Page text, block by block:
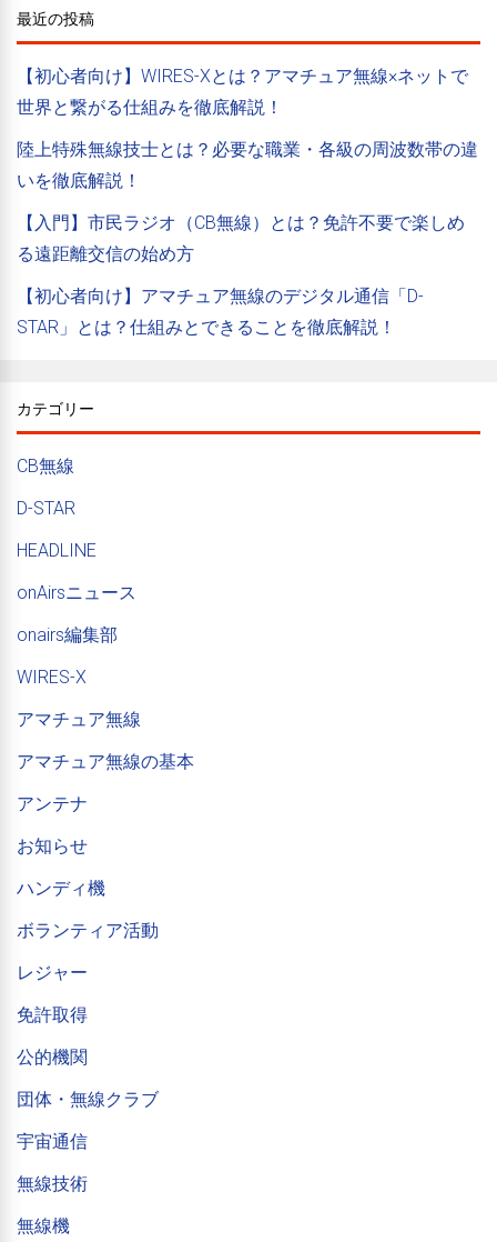
最近の投稿
【初心者向け】WIRES-Xとは？アマチュア無線×ネットで
世界と繋がる仕組みを徹底解説！
陸上特殊無線技士とは？必要な職業・各級の周波数帯の違
いを徹底解説！
【入門】市民ラジオ（CB無線）とは？免許不要で楽しめ
る遠距離交信の始め方
【初心者向け】アマチュア無線のデジタル通信「D-
STAR」とは？仕組みとできることを徹底解説！
カテゴリー
CB無線
D-STAR
HEADLINE
onAirsニュース
onairs編集部
WIRES-X
アマチュア無線
アマチュア無線の基本
アンテナ
お知らせ
ハンディ機
ボランティア活動
レジャー
免許取得
公的機関
団体・無線クラブ
宇宙通信
無線技術
無線機